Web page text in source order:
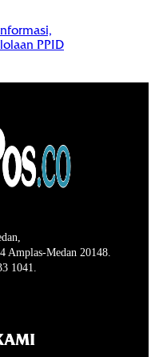
PPID
Amplas-Medan 20148.
1041.